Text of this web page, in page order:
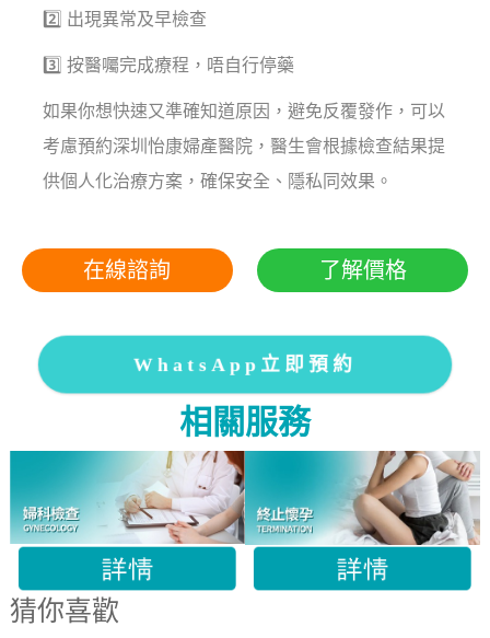
2️⃣ 出現異常及早檢查
3️⃣ 按醫囑完成療程，唔自行停藥
如果你想快速又準確知道原因，避免反覆發作，可以
考慮預約深圳怡康婦產醫院，醫生會根據檢查結果提
供個人化治療方案，確保安全、隱私同效果。
在線諮詢 了解價格
WhatsApp立即預約
相關服務
猜你喜歡